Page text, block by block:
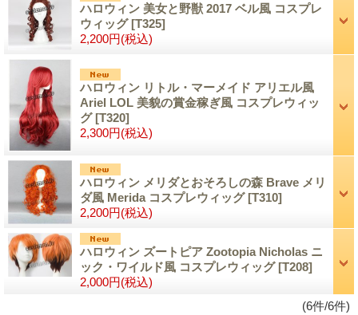
ハロウィン 美女と野獣 2017 ベル風 コスプレ
ウィッグ[T325]
2,200円(税込)
ハロウィン リトル・マーメイド アリエル風
Ariel LOL 美貌の賞金稼ぎ風 コスプレウィッ
グ[T320]
2,300円(税込)
ハロウィン メリダとおそろしの森 Brave メリ
ダ風 Merida コスプレウィッグ[T310]
2,200円(税込)
ハロウィン ズートピア Zootopia Nicholas ニ
ック・ワイルド風 コスプレウィッグ[T208]
2,000円(税込)
(6件/6件)